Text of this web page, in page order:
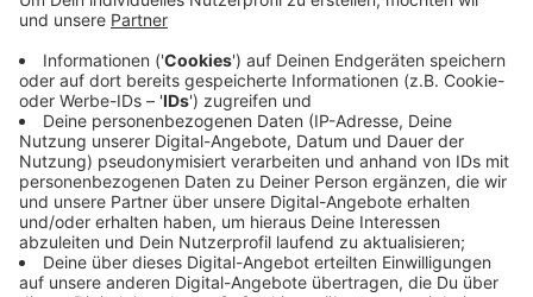
einer sehr tiefen Ebene zu erkennen.
✨ was die Akasha-Chronik überhaupt ist
✨ welche Themen dort sichtbar werden können
✨ warum sich gewisse Muster in unserem Leben
immer wiederholen
✨ und welche Rolle unsere Ahnenlinien dabei
spielen
Ich durfte selbst eine Ahnenlinien-Harmonisierung
bei Ulrike erleben und teile in dieser Folge auch